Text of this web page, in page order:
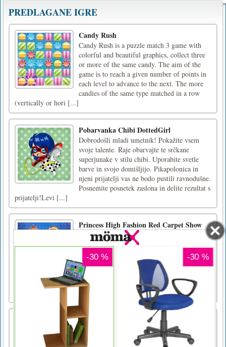
PREDLAGANE IGRE
Candy Rush
Candy Rush is a puzzle match 3 game with
colorful and beautiful graphics, collect three
or more of the same candy. The aim of the
game is to reach a given number of points in
each level to advance to the next. The more
candies of the same type matched in a row
(vertically or hori [...]
Pobarvanka Chibi DottedGirl
Dobrodošli mladi umetnik! Pokažite vsem
svoje talente. Raje obarvajte te srčkane
superjunake v stilu chibi. Uporabite svetle
barve in svojo domišljijo. Pikapolonica in
njeni prijatelji vas ne bodo pustili ravnodušne.
Posnemite posnetek zaslona in delite rezultat s
prijatelji!Levi [...]
Princess High Fashion Red Carpet Show
The princesses were invited to a High Fashion
Show. Although the princesses are very
fashionable people, they still worry that their
clothes are too ordinary. So, these girls met to
go to the High Fashion Clothes Shop to
choose clothes and accessories. Can you help
them choose go [...]
Mahjong za božič
Igra Mahjong Solitaire za božič. Odstranite
ploščice v parih.